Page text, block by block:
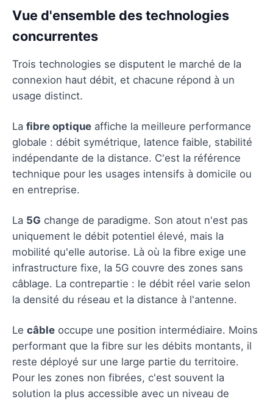
Vue d'ensemble des technologies
concurrentes
Trois technologies se disputent le marché de la
connexion haut débit, et chacune répond à un
usage distinct.
La fibre optique affiche la meilleure performance
globale : débit symétrique, latence faible, stabilité
indépendante de la distance. C'est la référence
technique pour les usages intensifs à domicile ou
en entreprise.
La 5G change de paradigme. Son atout n'est pas
uniquement le débit potentiel élevé, mais la
mobilité qu'elle autorise. Là où la fibre exige une
infrastructure fixe, la 5G couvre des zones sans
câblage. La contrepartie : le débit réel varie selon
la densité du réseau et la distance à l'antenne.
Le câble occupe une position intermédiaire. Moins
performant que la fibre sur les débits montants, il
reste déployé sur une large partie du territoire.
Pour les zones non fibrées, c'est souvent la
solution la plus accessible avec un niveau de